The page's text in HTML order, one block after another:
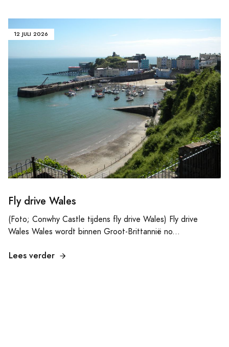
12 JULI 2026
Fly drive Wales
(Foto; Conwhy Castle tijdens fly drive Wales) Fly drive
Wales Wales wordt binnen Groot-Brittannië no...
Lees verder